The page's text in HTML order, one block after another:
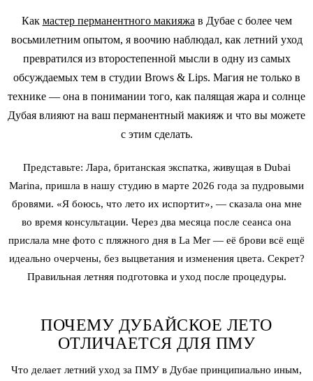
Как мастер перманентного макияжа в Дубае с более чем
восьмилетним опытом, я воочию наблюдал, как летний уход
превратился из второстепенной мысли в одну из самых
обсуждаемых тем в студии Brows & Lips. Магия не только в
технике — она в понимании того, как палящая жара и солнце
Дубая влияют на ваш перманентный макияж и что вы можете
с этим сделать.
Представьте: Лара, британская экспатка, живущая в Dubai
Marina, пришла в нашу студию в марте 2026 года за пудровыми
бровями. «Я боюсь, что лето их испортит», — сказала она мне
во время консультации. Через два месяца после сеанса она
прислала мне фото с пляжного дня в La Mer — её брови всё ещё
идеально очерчены, без выцветания и изменения цвета. Секрет?
Правильная летняя подготовка и уход после процедуры.
ПОЧЕМУ ДУБАЙСКОЕ ЛЕТО
ОТЛИЧАЕТСЯ ДЛЯ ПМУ
Что делает летний уход за ПМУ в Дубае принципиально иным,